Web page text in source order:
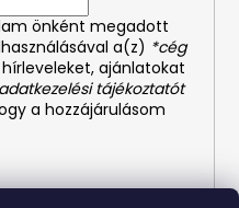
önként megadott
a(z) *cég
ajánlatokat
adatkezelési tájékoztatót
a hozzájárulásom